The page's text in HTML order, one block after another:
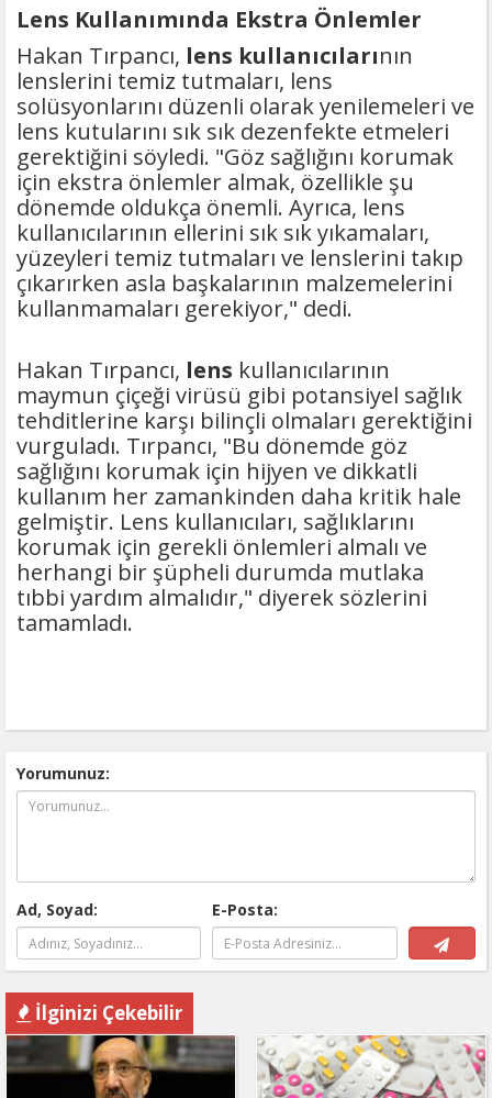
Lens Kullanımında Ekstra Önlemler
Hakan Tırpancı, lens kullanıcılarının
lenslerini temiz tutmaları, lens
solüsyonlarını düzenli olarak yenilemeleri ve
lens kutularını sık sık dezenfekte etmeleri
gerektiğini söyledi. "Göz sağlığını korumak
için ekstra önlemler almak, özellikle şu
dönemde oldukça önemli. Ayrıca, lens
kullanıcılarının ellerini sık sık yıkamaları,
yüzeyleri temiz tutmaları ve lenslerini takıp
çıkarırken asla başkalarının malzemelerini
kullanmamaları gerekiyor," dedi.
Hakan Tırpancı, lens kullanıcılarının
maymun çiçeği virüsü gibi potansiyel sağlık
tehditlerine karşı bilinçli olmaları gerektiğini
vurguladı. Tırpancı, "Bu dönemde göz
sağlığını korumak için hijyen ve dikkatli
kullanım her zamankinden daha kritik hale
gelmiştir. Lens kullanıcıları, sağlıklarını
korumak için gerekli önlemleri almalı ve
herhangi bir şüpheli durumda mutlaka
tıbbi yardım almalıdır," diyerek sözlerini
tamamladı.
Yorumunuz:
Ad, Soyad: E-Posta:
İlginizi Çekebilir